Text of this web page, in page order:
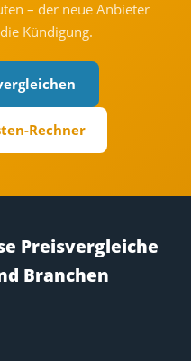
– der neue Anbieter
Kündigung.
Rechner
Preisvergleiche
Branchen